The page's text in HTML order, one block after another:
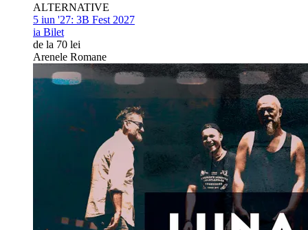
ALTERNATIVE
5 iun '27: 3B Fest 2027
ia Bilet
de la 70 lei
Arenele Romane